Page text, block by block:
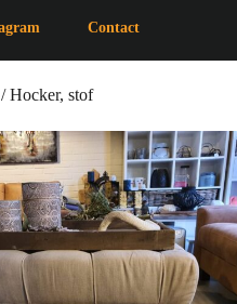
Contact
/ Hocker, stof